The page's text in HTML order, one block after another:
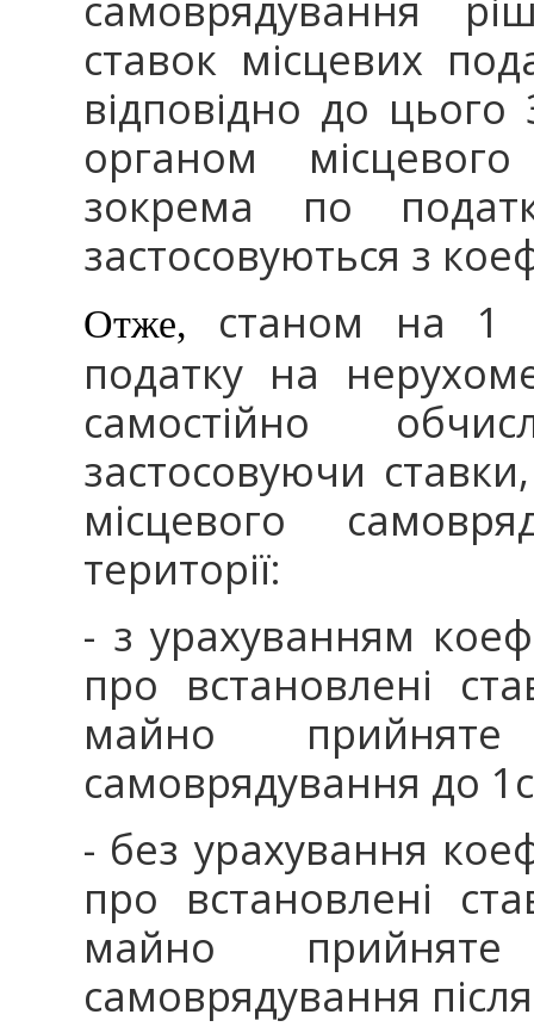
ставок місцевих
відповідно до
органом
зокрема по
застосовуються з
Отже,
станом на 1
податку на
самостійно
застосовуючи
місцевого
території:
- з урахуванням
про встановлені
майно
самоврядування до
- без урахування
про встановлені
майно
самоврядування